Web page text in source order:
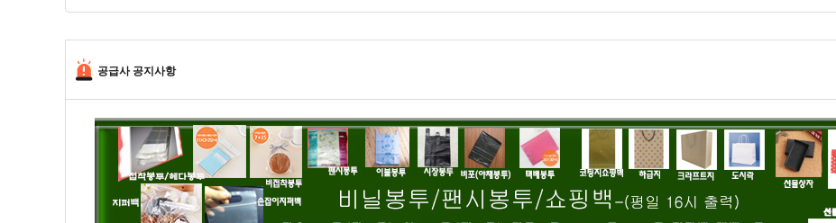
공급사 공지사항